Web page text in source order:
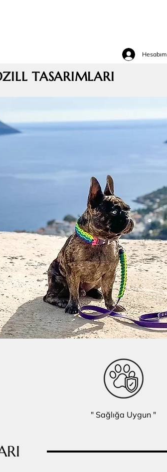
Hesabım
TASARIMLARI
" Sağlığa Uygun "